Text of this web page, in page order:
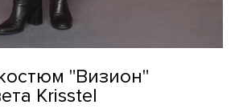
"Визион"
Krisstel